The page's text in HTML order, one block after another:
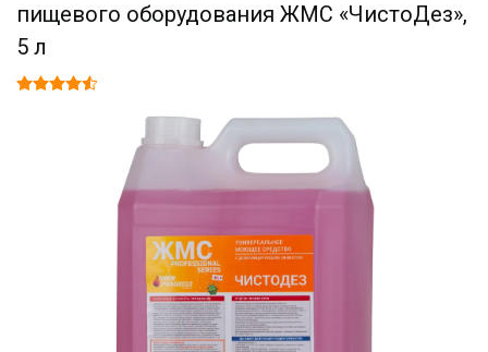
пищевого оборудования ЖМС «ЧистоДез»,
5 л